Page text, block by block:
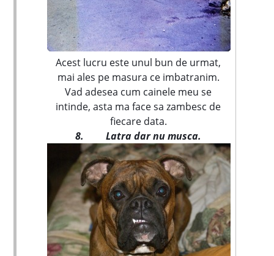
Acest lucru este unul bun de urmat,
mai ales pe masura ce imbatranim.
Vad adesea cum cainele meu se
intinde, asta ma face sa zambesc de
fiecare data.
8.
Latra dar nu musca.